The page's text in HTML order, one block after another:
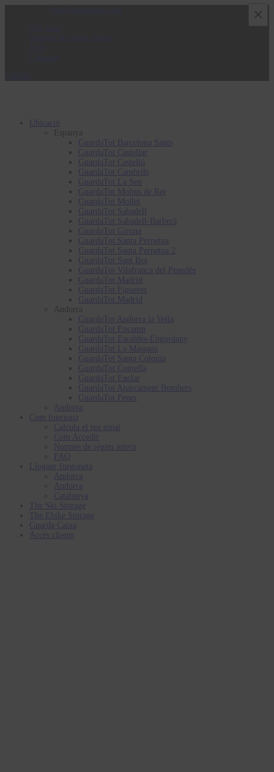
Ubicació
Espanya
GuardaTot Barcelona Sants
GuardaTot Castellar
GuardaTot Castelló
GuardaTot Cambrils
GuardaTot La Seu
GuardaTot Molins de Rei
GuardaTot Mollet
GuardaTot Sabadell
GuardaTot Sabadell-Barberà
GuardaTot Girona
GuardaTot Santa Perpetua
GuardaTot Santa Perpetua 2
GuardaTot Sant Boi
GuardaTot Vilafranca del Penedès
GuardaTot Madrid
GuardaTot Figueres
GuardaTot Madrid
Andorra
GuardaTot Andorra la Vella
GuardaTot Encamp
GuardaTot Escaldes-Engordany
GuardaTot La Massana
GuardaTot Santa Coloma
GuardaTot Comella
GuardaTot Enclar
GuardaTot Aparcament Bombers
GuardaTot Fener
Andorra
Com funciona
Calcula el teu espai
Com Accedir
Normes de règim intern
FAQ
Lloguer furgoneta
Andorra
Andorra
Catalunya
The Ski Storage
The Ebike Storage
Guarda Caixa
Accés clients
×